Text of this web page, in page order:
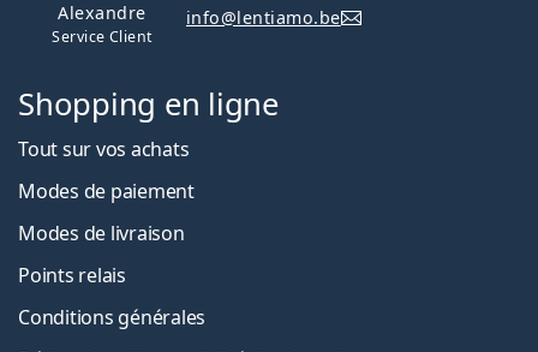
Alexandre
Service Client
info@lentiamo.be
Shopping en ligne
Tout sur vos achats
Modes de paiement
Modes de livraison
Points relais
Conditions générales